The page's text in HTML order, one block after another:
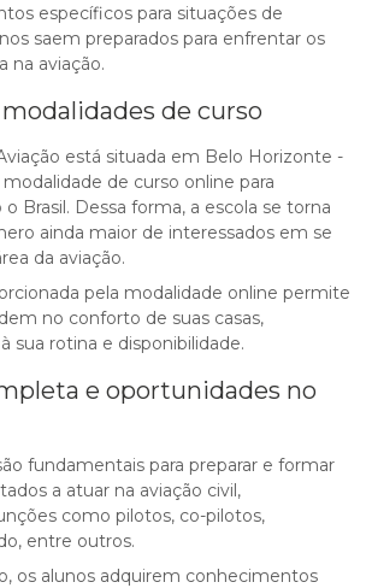
específicos para situações de
saem preparados para enfrentar os
na aviação.
de curso
está situada em Belo Horizonte -
de curso online para
Brasil. Dessa forma, a escola se torna
ainda maior de interessados em se
da aviação.
pela modalidade online permite
no conforto de suas casas,
sua rotina e disponibilidade.
e oportunidades no
fundamentais para preparar e formar
a atuar na aviação civil,
como pilotos, co-pilotos,
entre outros.
os alunos adquirem conhecimentos